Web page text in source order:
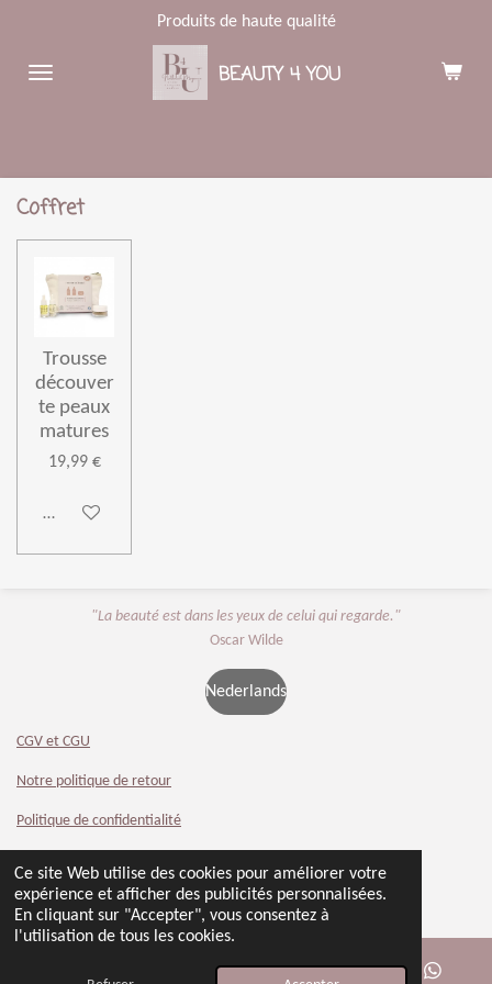
Ce site Web utilise des cookies pour améliorer votre
expérience et afficher des publicités personnalisées.
En cliquant sur "Accepter", vous consentez à
l'utilisation de tous les cookies.
contenu
BEAUTY 4 YOU
Produits de haute qualité
Coffret
Trousse
découver
te peaux
matures
19,99 €
Ajouter au panier
"La beauté est dans les yeux de celui qui regarde."
Oscar Wilde
Nederlands
CGV et CGU
Notre politique de retour
Politique de confidentialité
© 2024 - 2026 Beauty 4 You
Propulsé parWebador